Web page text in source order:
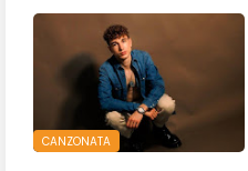
CANZONATA